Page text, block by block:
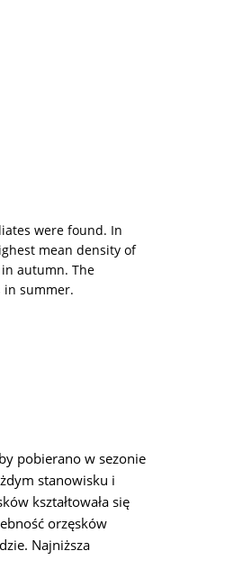
were found. In
mean density of
autumn. The
in summer.
pobierano w sezonie
stanowisku i
kształtowała się
orzęsków
Najniższa